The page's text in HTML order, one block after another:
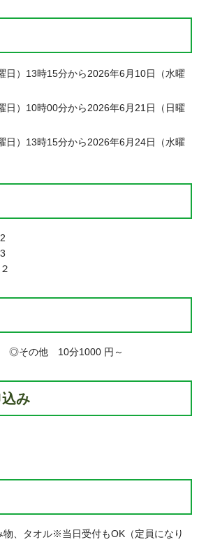
日）13時15分から2026年6月10日（水曜
日）10時00分から2026年6月21日（日曜
日）13時15分から2026年6月24日（水曜
その他 10分1000 円～
み
物、タオル※当日受付もOK（定員になり